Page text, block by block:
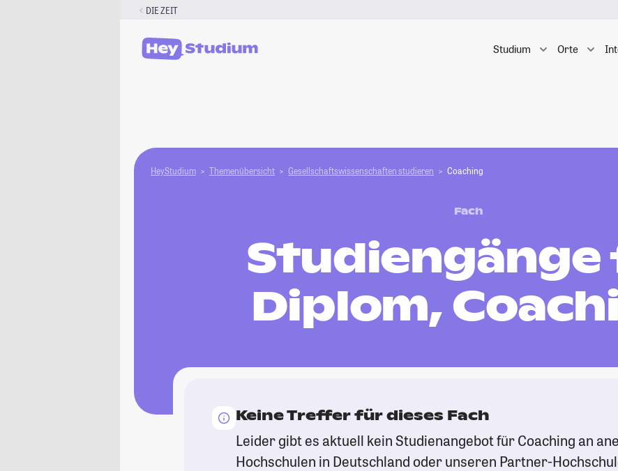
DIE ZEIT
Studium Orte
HeyStudium Themenübersicht Gesellschafts­­wissenschaften studieren Coaching
Fach
Diplom,
Keine Treffer für dieses Fach
Leider gibt es aktuell kein Studienangebot für Coaching an
Hochschulen in Deutschland oder unseren Partner-